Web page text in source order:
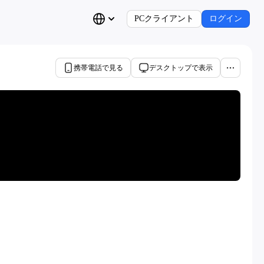
PCクライアント ログイン
携帯電話で見る デスクトップで表示